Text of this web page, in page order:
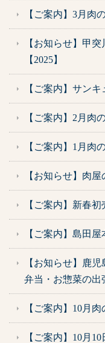
【ご案内】3月肉
【お知らせ】甲
【2025】
【ご案内】サン
【ご案内】2月肉
【ご案内】1月肉
【お知らせ】肉
【ご案内】新春初
【ご案内】島田
【お知らせ】鹿
弁当・お惣菜の出
【ご案内】10月肉
【ご案内】10月